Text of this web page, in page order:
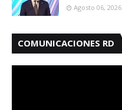
Agosto 06, 2026
COMUNICACIONES RD